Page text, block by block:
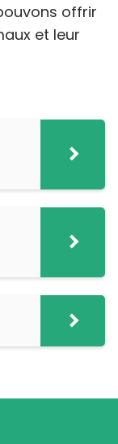
offrir
et leur